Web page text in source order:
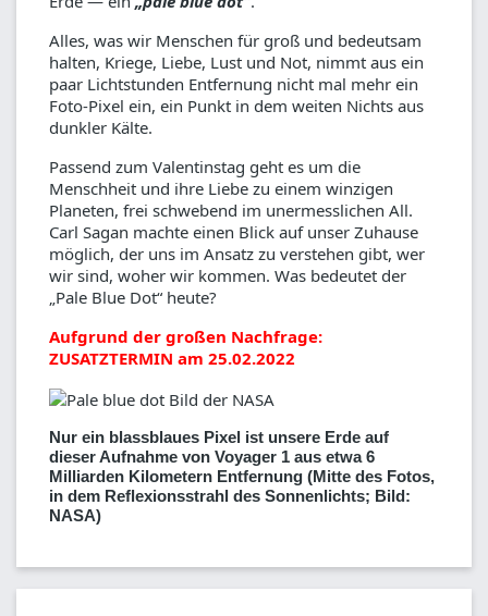
Alles, was wir Menschen für groß und bedeutsam
halten, Kriege, Liebe, Lust und Not, nimmt aus ein
paar Lichtstunden Entfernung nicht mal mehr ein
Foto-Pixel ein, ein Punkt in dem weiten Nichts aus
dunkler Kälte.
Passend zum Valentinstag geht es um die
Menschheit und ihre Liebe zu einem winzigen
Planeten, frei schwebend im unermesslichen All.
Carl Sagan machte einen Blick auf unser Zuhause
möglich, der uns im Ansatz zu verstehen gibt, wer
wir sind, woher wir kommen. Was bedeutet der
„Pale Blue Dot“ heute?
Aufgrund der großen Nachfrage:
ZUSATZTERMIN am 25.02.2022
Nur ein blassblaues Pixel ist unsere Erde auf
dieser Aufnahme von Voyager 1 aus etwa 6
Milliarden Kilometern Entfernung (Mitte des Fotos,
in dem Reflexionsstrahl des Sonnenlichts; Bild:
NASA)